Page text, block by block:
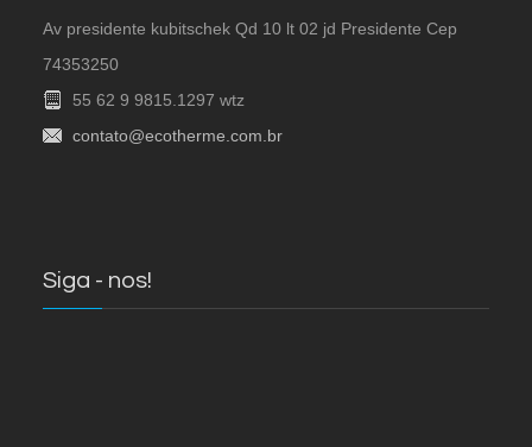
Av presidente kubitschek Qd 10 lt 02 jd Presidente Cep
74353250
55 62 9 9815.1297 wtz
contato@ecotherme.com.br
Siga - nos!